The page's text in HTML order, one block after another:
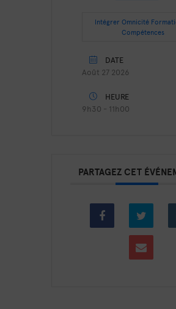
Intégrer Omnicité
Compétences
DATE
Août 27 2026
HEURE
9h30 - 11h00
PARTAGEZ CET